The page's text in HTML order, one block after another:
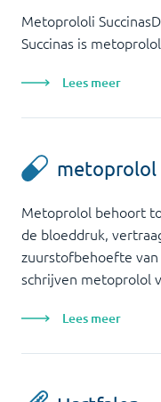
Metoprololi
Succinas is
Lees meer
metoprolol
Metoprolol behoort
de bloeddruk,
zuurstofbehoefte
schrijven metoprolol
Lees meer